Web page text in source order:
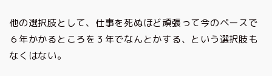
他の選択肢として、仕事を死ぬほど頑張って今のペースで
６年かかるところを３年でなんとかする、という選択肢も
なくはない。